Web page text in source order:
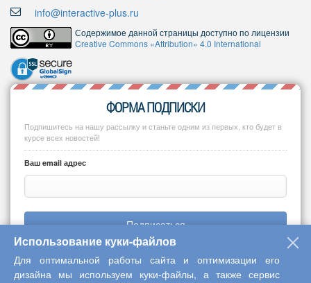
info@interactive-plus.ru
Содержимое данной страницы доступно по лицензии
Creative Commons «Attribution» 4.0 International
ФОРМА ПОДПИСКИ
Подпишитесь на нашу рассылку и станьте одним из первых, кто будет в
курсе всех новостей!
Ваш email адрес
Подписаться
Использование куки-файлов
Для оптимальной работы сайта и оптимизации его
дизайна мы используем куки-файлы, а также сервис